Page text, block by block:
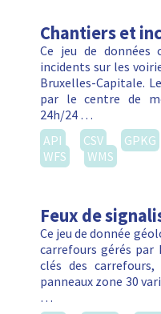
Chantiers et
Ce jeu de données
incidents sur les
Bruxelles-Capitale.
par le centre de
24h/24 …
API
CSV GPKG
WFS
WMS
Feux de
Ce jeu de donnée
carrefours gérés par
clés des
panneaux zone 30
…